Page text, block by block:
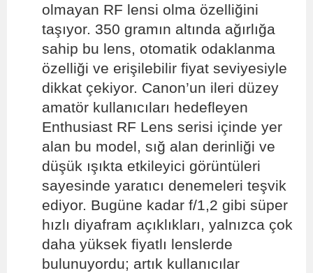
olmayan RF lensi olma özelliğini
taşıyor. 350 gramın altında ağırlığa
sahip bu lens, otomatik odaklanma
özelliği ve erişilebilir fiyat seviyesiyle
dikkat çekiyor. Canon’un ileri düzey
amatör kullanıcıları hedefleyen
Enthusiast RF Lens serisi içinde yer
alan bu model, sığ alan derinliği ve
düşük ışıkta etkileyici görüntüleri
sayesinde yaratıcı denemeleri teşvik
ediyor. Bugüne kadar f/1,2 gibi süper
hızlı diyafram açıklıkları, yalnızca çok
daha yüksek fiyatlı lenslerde
bulunuyordu; artık kullanıcılar